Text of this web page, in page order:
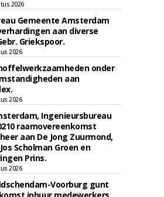
2026
Gemeente Amsterdam
aan diverse
Griekspoor.
2026
onder
aan
2026
Ingenieursbureau
raamovereenkomst
aan De Jong Zuurmond,
Scholman Groen en
Prins.
2026
Voorburg gunt